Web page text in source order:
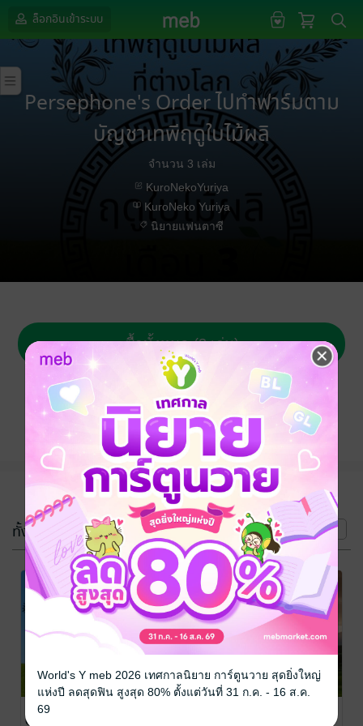
ล็อกอินเข้าระบบ
Persephone's Order ไปทำฟาร์มตาม
บัญชาเทพีฤดูใบไม้ผลิ
จำนวน 3 เล่ม
KuroNekoYuriya
KuroNeko Yuriya
นิยายแฟนตาซี
ซื้อทั้งหมด (3 เล่ม)
ติดตาม แชร์
ทั้งหมด (3 เล่ม) หน้าที่ 1
Persephone's
Order ไปทำ
World's Y meb 2026 เทศกาลนิยาย การ์ตูนวาย สุดยิ่งใหญ่
แห่งปี ลดสุดฟิน สูงสุด 80% ตั้งแต่วันที่ 31 ก.ค. - 16 ส.ค.
69